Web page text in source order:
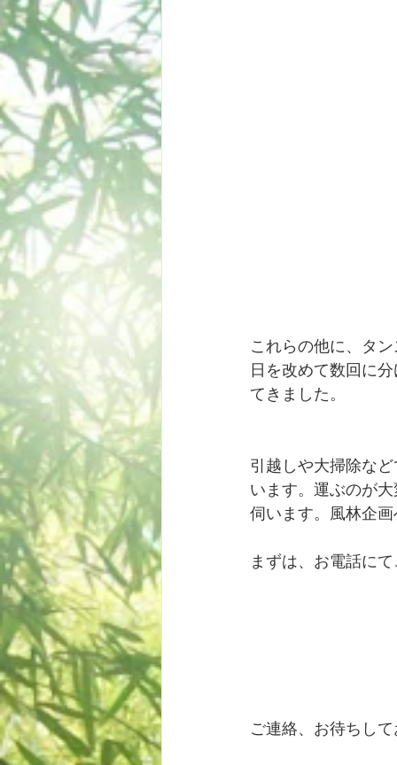
これらの他に、タ
日を改めて数回に
てきました。
引越しや大掃除な
います。運ぶのが
伺います。風林企
まずは、お電話に
ご連絡、お待ちし